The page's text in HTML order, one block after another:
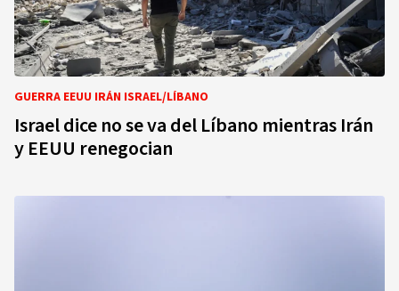
GUERRA EEUU IRÁN ISRAEL/LÍBANO
Israel dice no se va del Líbano mientras Irán
y EEUU renegocian